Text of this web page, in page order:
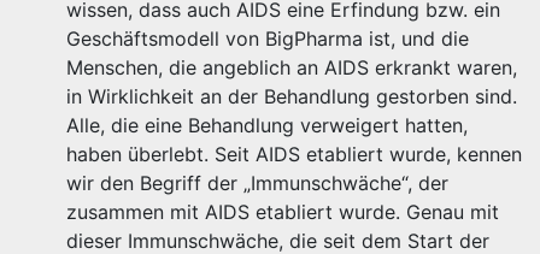
wissen, dass auch AIDS eine Erfindung bzw. ein
Geschäftsmodell von BigPharma ist, und die
Menschen, die angeblich an AIDS erkrankt waren,
in Wirklichkeit an der Behandlung gestorben sind.
Alle, die eine Behandlung verweigert hatten,
haben überlebt. Seit AIDS etabliert wurde, kennen
wir den Begriff der „Immunschwäche“, der
zusammen mit AIDS etabliert wurde. Genau mit
dieser Immunschwäche, die seit dem Start der